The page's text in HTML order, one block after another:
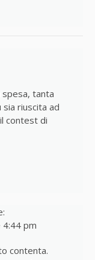
spesa, tanta
riuscita ad
contest di
4:44 pm
contenta.